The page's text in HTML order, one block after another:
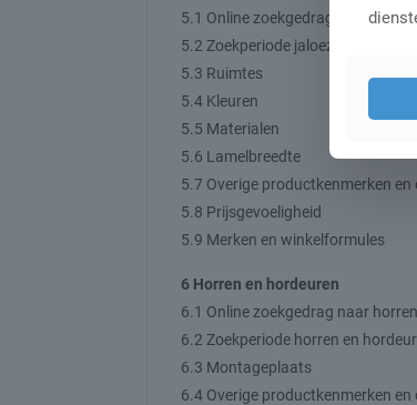
5.1 Online zoekgedrag naar
5.2 Zoekperiode jaloezieën
5.3 Ruimtes
5.4 Kleuren
5.5 Materialen
5.6 Lamelbreedte
5.7 Overige productkenmerken en
5.8 Prijsgevoeligheid
5.9 Merken en winkelformules
6 Horren en hordeuren
6.1 Online zoekgedrag naar
6.2 Zoekperiode horren en
6.3 Montageplaats
6.4 Overige productkenmerken en